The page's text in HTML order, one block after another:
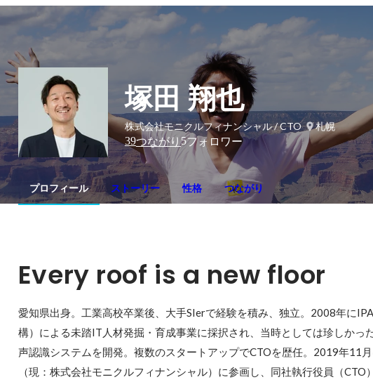
塚田 翔也
株式会社モニクルフィナンシャル / CTO
札幌
39つながり5フォロワー
プロフィール ストーリー 性格 つながり
Every roof is a new floor
愛知県出身。工業高校卒業後、大手SIerで経験を積み、独立。2008年に
構）による未踏IT人材発掘・育成事業に採択され、当時としては珍しかっ
声認識システムを開発。複数のスタートアップでCTOを歴任。2019年11
（現：株式会社モニクルフィナンシャル）に参画し、同社執行役員（CTO